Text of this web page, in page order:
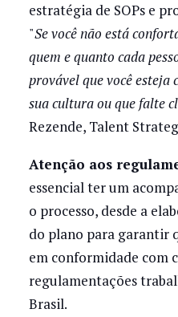
estratégia de SOPs e
"Se você não está
quem e quanto cada
provável que você
sua cultura ou que falte
Rezende, Talent
Atenção aos
essencial ter um
o processo, desde a
do plano para garantir
em conformidade com
regulamentações
Brasil.